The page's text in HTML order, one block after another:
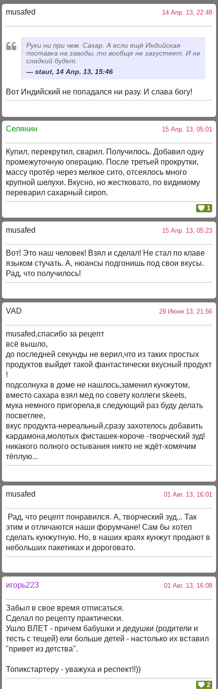
musafed 14 Апр. 13, 22:48
Руки ни при чем. Сахар. А если ещё Индийская
поставка на заводы, то вообще не загустеет. И не
сладкий будет.
staut, 14 Апр. 13, 15:46
Вот Индийский не попадался ни разу. И слава богу!
Селянин 15 Апр. 13, 05:01
Купил, перекрутил, сварил. Получилось. Добавил одну
промежуточную операцию. После третьей прокрутки,
массу протёр через мелкое сито, отсеялось много
крупной шелухи. Вкусно, но жестковато, по видимому
переварил сахарный сироп.
1
musafed 15 Апр. 13, 05:23
Вот! Это наш человек! Взял и сделал! Не стал по клаве
языком стучать. А, нюансы подгонишь под свои вкусы.
Рад, что получилось!
VAD 29 Июня 13, 21:56
musafed,спасибо за рецепт
всё вышло,
до последней секунды не верил,что из таких простых
продуктов выйдет такой фантастически вкусный продукт
!
подсолнуха в доме не нашлось,заменил кунжутом,
вместо сахара взял мед по совету коллеги skeets,
мука немного пригорела,в следующий раз буду делать
посветлее,
вкус продукта-нереальный,сразу захотелось добавить
кардамона,молотых фисташек-короче -творческий зуд!
никакого полного остывания никто не ждёт-хомячим
тёплую...
musafed 01 Авг. 13, 16:01
Рад, что рецепт понравился. А, творческий зуд... Так
этим и отличаются наши форумчане! Сам бы хотел
сделать кунжутную. Но, в наших краях кунжут продают в
небольших пакетиках и дороговато.
игорь223 01 Авг. 13, 16:08
Забыл в свое время отписаться.
Сделал по рецепту практически.
Ушло ВЛЕТ - причем бабушки и дедушки (родители и
тесть с тещей) ели больше детей - настолько их вставил
"привет из детства".
Топикстартеру - уважуха и респект!!))
2